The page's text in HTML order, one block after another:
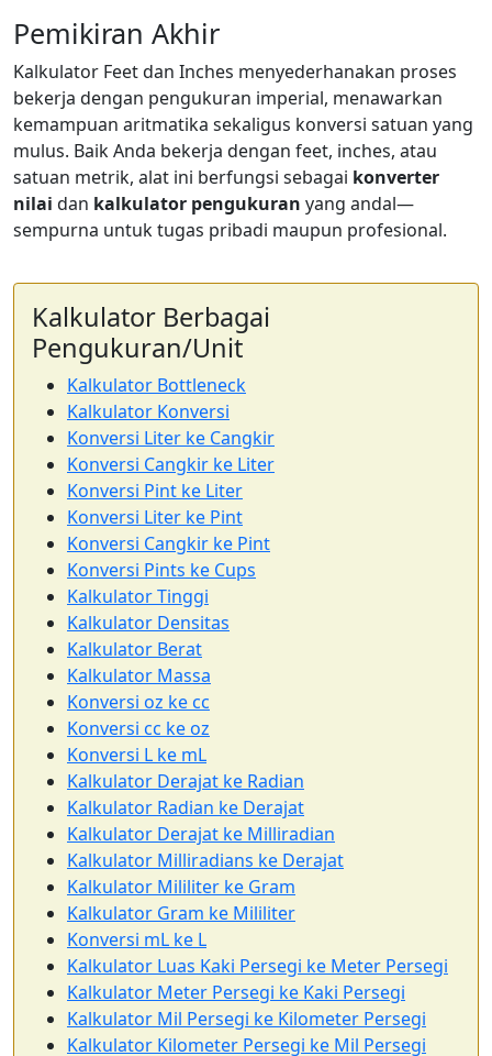
Pemikiran Akhir
Kalkulator Feet dan Inches menyederhanakan proses
bekerja dengan pengukuran imperial, menawarkan
kemampuan aritmatika sekaligus konversi satuan yang
mulus. Baik Anda bekerja dengan feet, inches, atau
satuan metrik, alat ini berfungsi sebagai konverter
nilai dan kalkulator pengukuran yang andal—
sempurna untuk tugas pribadi maupun profesional.
Kalkulator Berbagai
Pengukuran/Unit
Kalkulator Bottleneck
Kalkulator Konversi
Konversi Liter ke Cangkir
Konversi Cangkir ke Liter
Konversi Pint ke Liter
Konversi Liter ke Pint
Konversi Cangkir ke Pint
Konversi Pints ke Cups
Kalkulator Tinggi
Kalkulator Densitas
Kalkulator Berat
Kalkulator Massa
Konversi oz ke cc
Konversi cc ke oz
Konversi L ke mL
Kalkulator Derajat ke Radian
Kalkulator Radian ke Derajat
Kalkulator Derajat ke Milliradian
Kalkulator Milliradians ke Derajat
Kalkulator Mililiter ke Gram
Kalkulator Gram ke Mililiter
Konversi mL ke L
Kalkulator Luas Kaki Persegi ke Meter Persegi
Kalkulator Meter Persegi ke Kaki Persegi
Kalkulator Mil Persegi ke Kilometer Persegi
Kalkulator Kilometer Persegi ke Mil Persegi